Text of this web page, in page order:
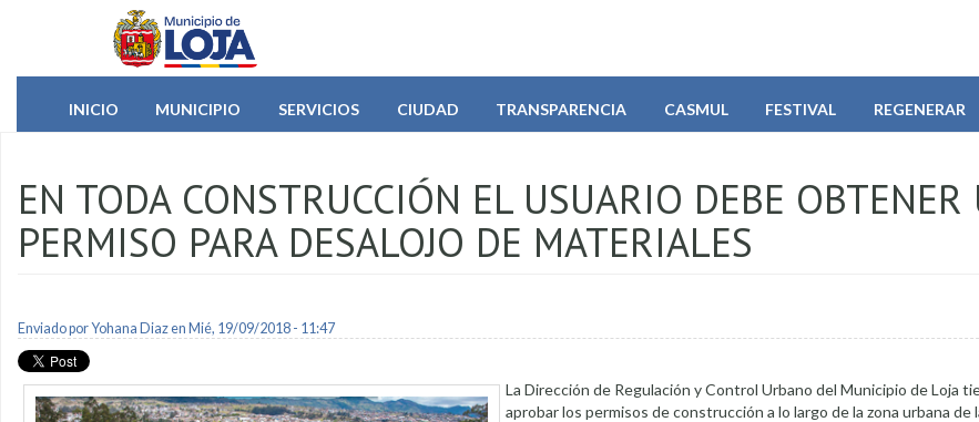
Pasar al contenido principal
INICIO
MUNICIPIO SERVICIOS CIUDAD TRANSPARENCIA CASMUL FESTIVAL REGENERAR
EN TODA CONSTRUCCIÓN EL USUARIO DEBE OBTENER
PERMISO PARA DESALOJO DE MATERIALES
Enviado porYohana Diazen Mié, 19/09/2018 - 11:47
La Dirección de Regulación y Control Urbano del Municipio de Loja
aprobar los permisos de construcción a lo largo de la zona urbana de